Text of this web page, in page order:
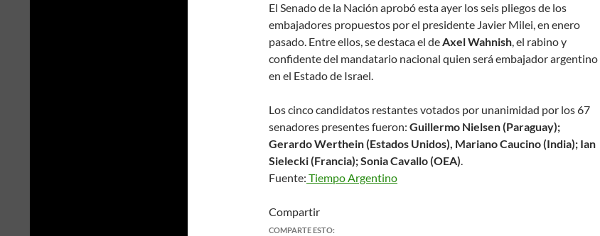
El Senado de la Nación aprobó esta ayer los seis pliegos de los
embajadores propuestos por el presidente Javier Milei, en enero
pasado. Entre ellos, se destaca el deAxel Wahnish, el rabino y
confidente del mandatario nacional quien será embajador argentino
en el Estado de Israel.
Los cinco candidatos restantes votados por unanimidad por los 67
senadores presentes fueron: Guillermo Nielsen (Paraguay);
Gerardo Werthein (Estados Unidos), Mariano Caucino (India); Ian
Sielecki (Francia); Sonia Cavallo (OEA).
Fuente: Tiempo Argentino
Compartir
COMPARTE ESTO: